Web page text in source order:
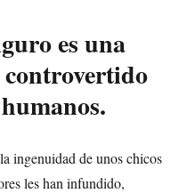
es una
ingenuidad de unos chicos
les han infundido,